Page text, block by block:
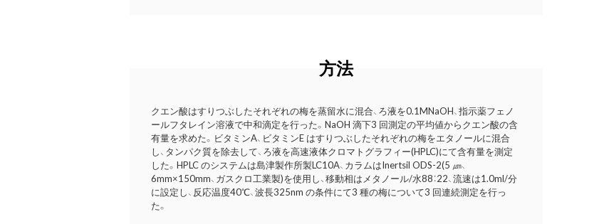
方法
クエン酸はすりつぶしたそれぞれの梅を蒸留水に混合、ろ液を0.1MNaOH、指示薬フェノ
ールフタレイン溶液で中和滴定を行った。NaOH 滴下3 回測定の平均値からクエン酸の含
有量を求めた。ビタミンA、ビタミンE はすりつぶしたそれぞれの梅をエタノールに混合
し、タンパク質を除去して、ろ液を高速液体クロマトグラフィー(HPLC)にて含有量を測定
した。HPLC のシステムは島津製作所製LC10A、カラムはInertsil ODS-2(5 ㎛、
6mm×150mm、ガスクロ工業製)を使用し、移動相はメタノール/水88：22、流速は1.0ml/分
に設定し、反応温度40℃、波長325nm の条件にて3 種の梅について3 回連続測定を行っ
た。